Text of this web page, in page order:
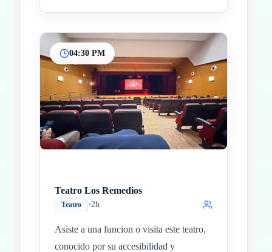
04:30 PM
Teatro Los Remedios
Teatro •2h
Asiste a una funcion o visita este teatro,
conocido por su accesibilidad y